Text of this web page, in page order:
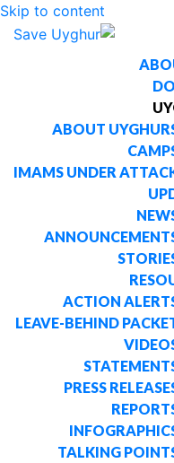
Skip to content
ABOUT
IMAMS UNDER
ACTION
LEAVE-BEHIND
PRESS
TALKING